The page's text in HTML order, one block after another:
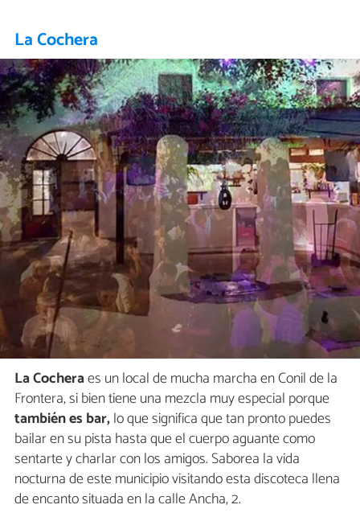
La Cochera
La Cocheraes un local de mucha marcha en Conil de la
Frontera, si bien tiene una mezcla muy especial porque
también es bar,lo que significa que tan pronto puedes
bailar en su pista hasta que el cuerpo aguante como
sentarte y charlar con los amigos. Saborea la vida
nocturna de este municipio visitando esta discoteca llena
de encanto situada en la calle Ancha, 2.